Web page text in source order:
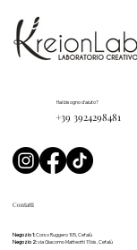
Contatti
Negozio 1:Corso Ruggero 105, Cefalù
Negozio 2:via Giacomo Matteotti 11 bis, Cefalù
Hai bisogno d'aiuto?
+39 3924298481